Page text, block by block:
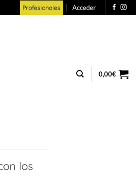
Profesionales Acceder
0,00€
los